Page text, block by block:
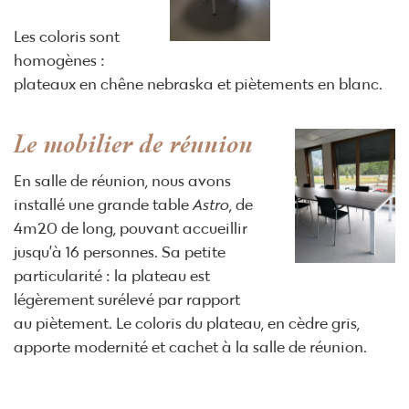
Les coloris sont
homogènes :
plateaux en chêne nebraska et piètements en blanc.
Le mobilier de réunion
En salle de réunion, nous avons
installé une grande table Astro , de
4m20 de long, pouvant accueillir
jusqu’à 16 personnes. Sa petite
particularité : la plateau est
légèrement surélevé par rapport
au piètement. Le coloris du plateau, en cèdre gris,
apporte modernité et cachet à la salle de réunion.